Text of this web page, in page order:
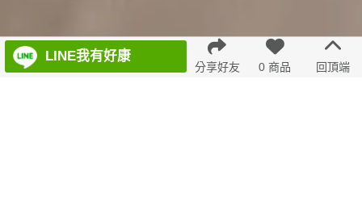
Scroll Down
LINE我有好康
回頂端
0 商品
分享好友